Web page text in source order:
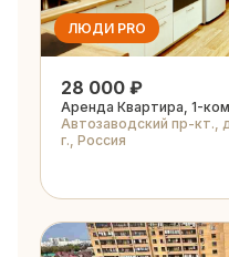
ЛЮДИ PRO
28 000 ₽
Аренда Квартира, 1-
Автозаводский пр-
г., Россия